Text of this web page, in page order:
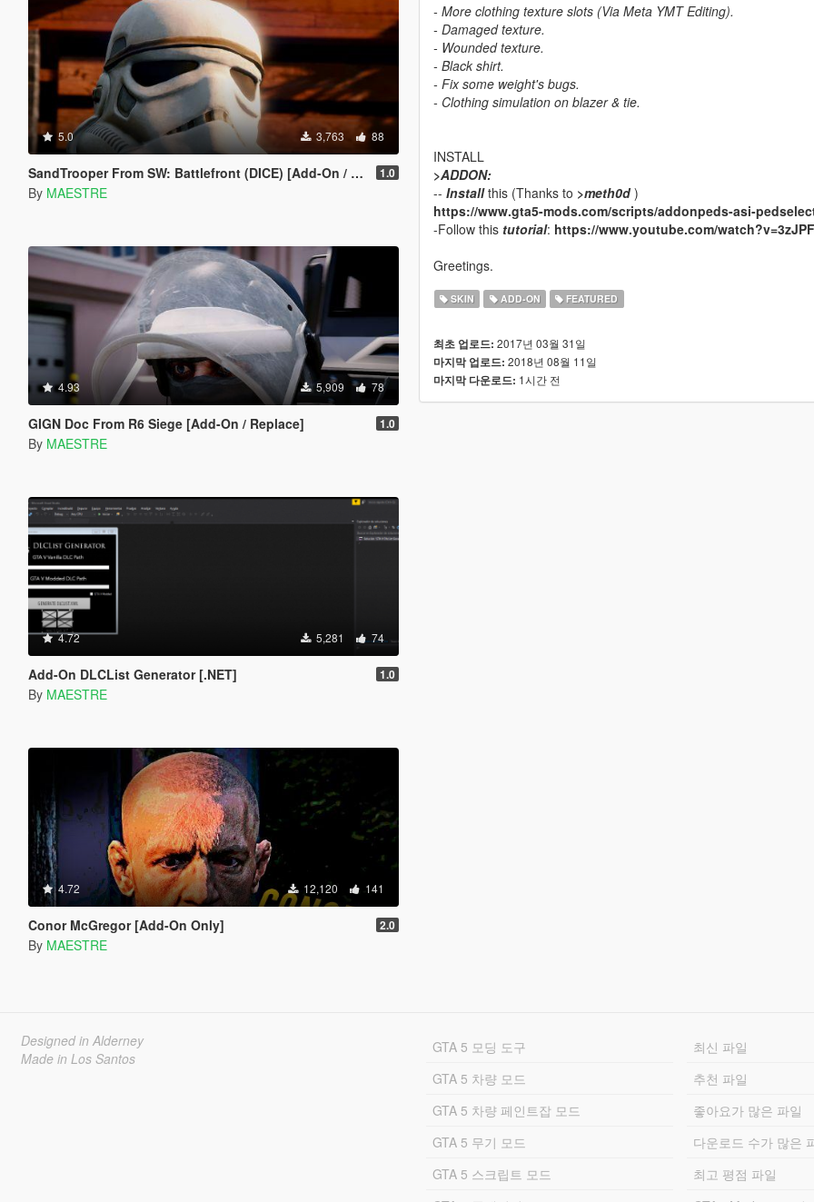
5.0 3,763 88
SandTrooper From SW: Battlefront (DICE) [Add-On / Replace] 1.0
By MAESTRE
4.93 5,909 78
GIGN Doc From R6 Siege [Add-On / Replace] 1.0
By MAESTRE
4.72 5,281 74
Add-On DLCList Generator [.NET] 1.0
By MAESTRE
4.72 12,120 141
Conor McGregor [Add-On Only] 2.0
By MAESTRE
- More clothing texture slots (Via Meta YMT Editing).
- Damaged texture.
- Wounded texture.
- Black shirt.
- Fix some weight's bugs.
- Clothing simulation on blazer & tie.
INSTALL
>ADDON:
-- Installthis (Thanks to >meth0d)
https://www.gta5-mods.com/scripts/addonpeds-asi-
-Follow this tutorial: https://www.youtube.com/
Greetings.
SKIN ADD-ON FEATURED
최초 업로드: 2017년 03월 31일
마지막 업로드: 2018년 08월 11일
마지막 다운로드: 1시간 전
Designed in Alderney
Made in Los Santos
GTA 5 모딩 도구
GTA 5 차량 모드
GTA 5 차량 페인트잡 모드
GTA 5 무기 모드
GTA 5 스크립트 모드
최신 파일
추천 파일
좋아요가 많은 파일
다운로드 수가 많은
최고 평점 파일